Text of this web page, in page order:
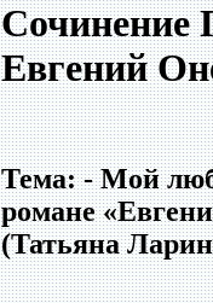
Евгений
Тема: - Мой
романе
(Татьяна